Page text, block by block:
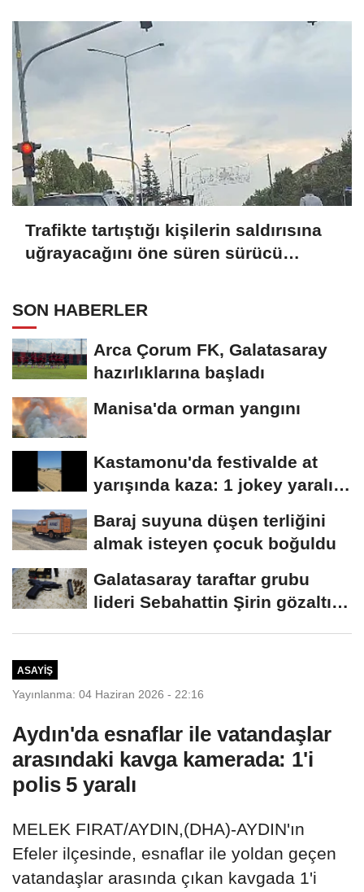
Trafikte tartıştığı kişilerin saldırısına
uğrayacağını öne süren sürücü
SON HABERLER
Arca Çorum FK, Galatasaray
hazırlıklarına başladı
Manisa'da orman yangını
Kastamonu'da festivalde at
yarışında kaza: 1 jokey yaralı,
Baraj suyuna düşen terliğini
almak isteyen çocuk boğuldu
Galatasaray taraftar grubu
lideri Sebahattin Şirin gözaltına
ASAYIŞ
Yayınlanma: 04 Haziran 2026 - 22:16
Aydın'da esnaflar ile vatandaşlar
arasındaki kavga kamerada: 1'i
polis 5 yaralı
MELEK FIRAT/AYDIN,(DHA)-AYDIN'ın
Efeler ilçesinde, esnaflar ile yoldan geçen
vatandaşlar arasında çıkan kavgada 1'i